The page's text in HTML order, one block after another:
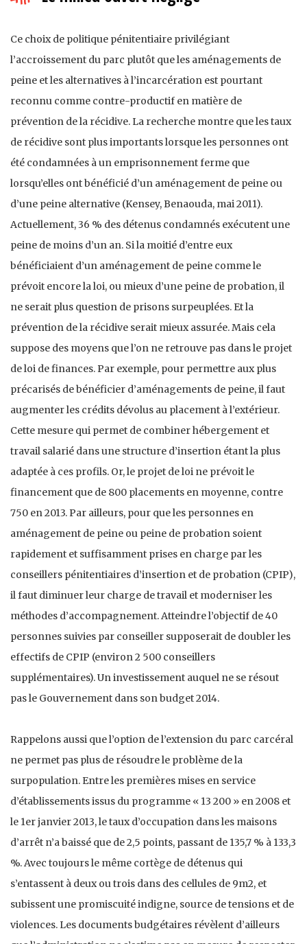
Ce choix de politique pénitentiaire privilégiant
l’accroissement du parc plutôt que les aménagements de
peine et les alternatives à l’incarcération est pourtant
reconnu comme contre-productif en matière de
prévention de la récidive. La recherche montre que les taux
de récidive sont plus importants lorsque les personnes ont
été condamnées à un emprisonnement ferme que
lorsqu’elles ont bénéficié d’un aménagement de peine ou
d’une peine alternative (Kensey, Benaouda, mai 2011).
Actuellement, 36 % des détenus condamnés exécutent une
peine de moins d’un an. Si la moitié d’entre eux
bénéficiaient d’un aménagement de peine comme le
prévoit encore la loi, ou mieux d’une peine de probation, il
ne serait plus question de prisons surpeuplées. Et la
prévention de la récidive serait mieux assurée. Mais cela
suppose des moyens que l’on ne retrouve pas dans le projet
de loi de finances. Par exemple, pour permettre aux plus
précarisés de bénéficier d’aménagements de peine, il faut
augmenter les crédits dévolus au placement à l’extérieur.
Cette mesure qui permet de combiner hébergement et
travail salarié dans une structure d’insertion étant la plus
adaptée à ces profils. Or, le projet de loi ne prévoit le
financement que de 800 placements en moyenne, contre
750 en 2013. Par ailleurs, pour que les personnes en
aménagement de peine ou peine de probation soient
rapidement et suffisamment prises en charge par les
conseillers pénitentiaires d’insertion et de probation (CPIP),
il faut diminuer leur charge de travail et moderniser les
méthodes d’accompagnement. Atteindre l’objectif de 40
personnes suivies par conseiller supposerait de doubler les
effectifs de CPIP (environ 2 500 conseillers
supplémentaires). Un investissement auquel ne se résout
pas le Gouvernement dans son budget 2014.
Rappelons aussi que l’option de l’extension du parc carcéral
ne permet pas plus de résoudre le problème de la
surpopulation. Entre les premières mises en service
d’établissements issus du programme « 13 200 » en 2008 et
le 1er janvier 2013, le taux d’occupation dans les maisons
d’arrêt n’a baissé que de 2,5 points, passant de 135,7 % à 133,3
%. Avec toujours le même cortège de détenus qui
s’entassent à deux ou trois dans des cellules de 9m2, et
subissent une promiscuité indigne, source de tensions et de
violences. Les documents budgétaires révèlent d’ailleurs